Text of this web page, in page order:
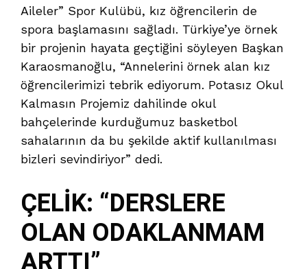
Aileler” Spor Kulübü, kız öğrencilerin de
spora başlamasını sağladı. Türkiye’ye örnek
bir projenin hayata geçtiğini söyleyen Başkan
Karaosmanoğlu, “Annelerini örnek alan kız
öğrencilerimizi tebrik ediyorum. Potasız Okul
Kalmasın Projemiz dahilinde okul
bahçelerinde kurduğumuz basketbol
sahalarının da bu şekilde aktif kullanılması
bizleri sevindiriyor” dedi.
ÇELİK: “DERSLERE
OLAN ODAKLANMAM